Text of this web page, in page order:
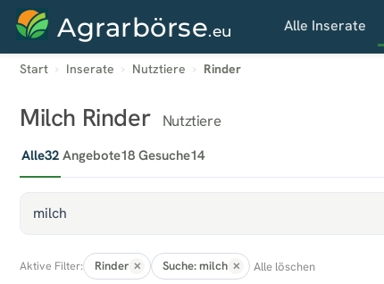
Agrarbörse.eu Alle Inserate
Start Inserate Nutztiere Rinder
Milch Rinder Nutztiere
Alle32 Angebote18 Gesuche14
Aktive Filter: Rinder Suche: milch Alle löschen